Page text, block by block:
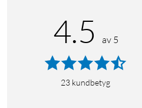
4.5 av 5
23 kundbetyg